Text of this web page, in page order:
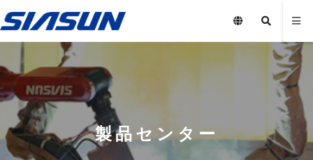
製品センター